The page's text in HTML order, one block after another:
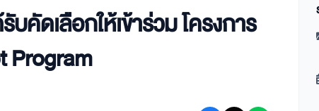
คัดเลือกให้เข้าร่วม โครงการ
Program